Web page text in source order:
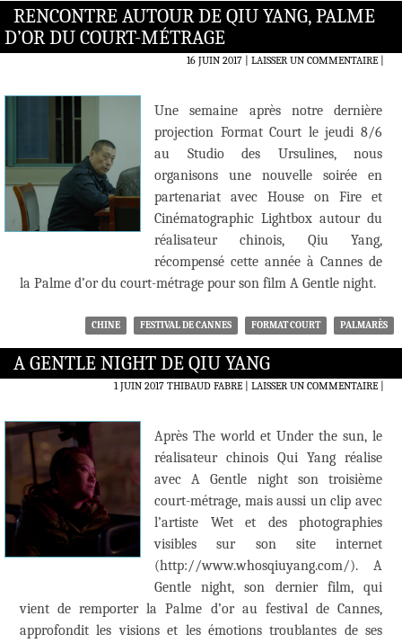
RENCONTRE AUTOUR DE QIU YANG, PALME
D’OR DU COURT-MÉTRAGE
16 JUIN 2017 LAISSER UN COMMENTAIRE|
Une semaine après notre dernière
projection Format Court le jeudi 8/6
au Studio des Ursulines, nous
organisons une nouvelle soirée en
partenariat avec House on Fire et
Cinématographic Lightbox autour du
réalisateur chinois, Qiu Yang,
récompensé cette année à Cannes de
la Palme d’or du court-métrage pour son film A Gentle night.
CHINE FESTIVAL DE CANNES FORMAT COURT PALMARÈS
A GENTLE NIGHT DE QIU YANG
1 JUIN 2017 THIBAUD FABRE LAISSER UN COMMENTAIRE|
Après The world et Under the sun, le
réalisateur chinois Qui Yang réalise
avec A Gentle night son troisième
court-métrage, mais aussi un clip avec
l’artiste Wet et des photographies
visibles sur son site internet
(http://www.whosqiuyang.com/). A
Gentle night, son dernier film, qui
vient de remporter la Palme d’or au festival de Cannes,
approfondit les visions et les émotions troublantes de ses